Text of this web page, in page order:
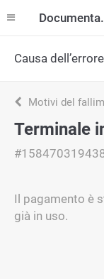
Causa dell’errore
Motivi del
Terminale
Il pagamento è
già in uso.